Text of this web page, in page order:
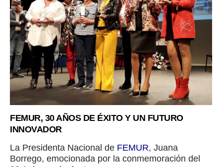
FEMUR, 30 AÑOS DE ÉXITO Y UN FUTURO
INNOVADOR
La Presidenta Nacional de FEMUR, Juana
Borrego, emocionada por la conmemoración del